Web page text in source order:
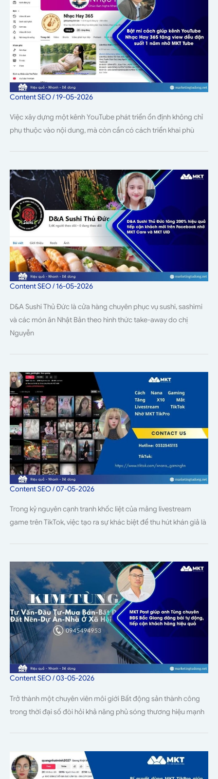
Content SEO/19-05-2026
Việc xây dựng một kênh YouTube phát triển ổn định không chỉ
phụ thuộc vào nội dung, mà còn cần có cách triển khai phù
Content SEO/16-05-2026
D&A Sushi Thủ Đức là cửa hàng chuyên phục vụ sushi, sashimi
và các món ăn Nhật Bản theo hình thức take-away do chị
Nguyễn
Content SEO/07-05-2026
Trong kỷ nguyên cạnh tranh khốc liệt của mảng livestream
game trên TikTok, việc tạo ra sự khác biệt để thu hút khán giả là
Content SEO/03-05-2026
Trở thành một chuyên viên môi giới Bất động sản thành công
trong thời đại số đòi hỏi khả năng phủ sóng thương hiệu mạnh